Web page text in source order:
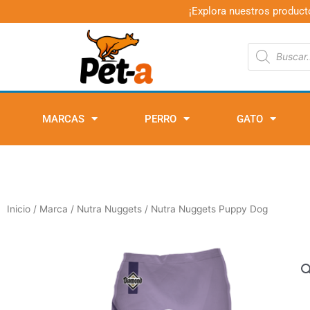
al
¡Explora nuestros
Búsqueda
de
productos
MARCAS PERRO GATO
Inicio / Marca / Nutra Nuggets / Nutra Nuggets Puppy Dog